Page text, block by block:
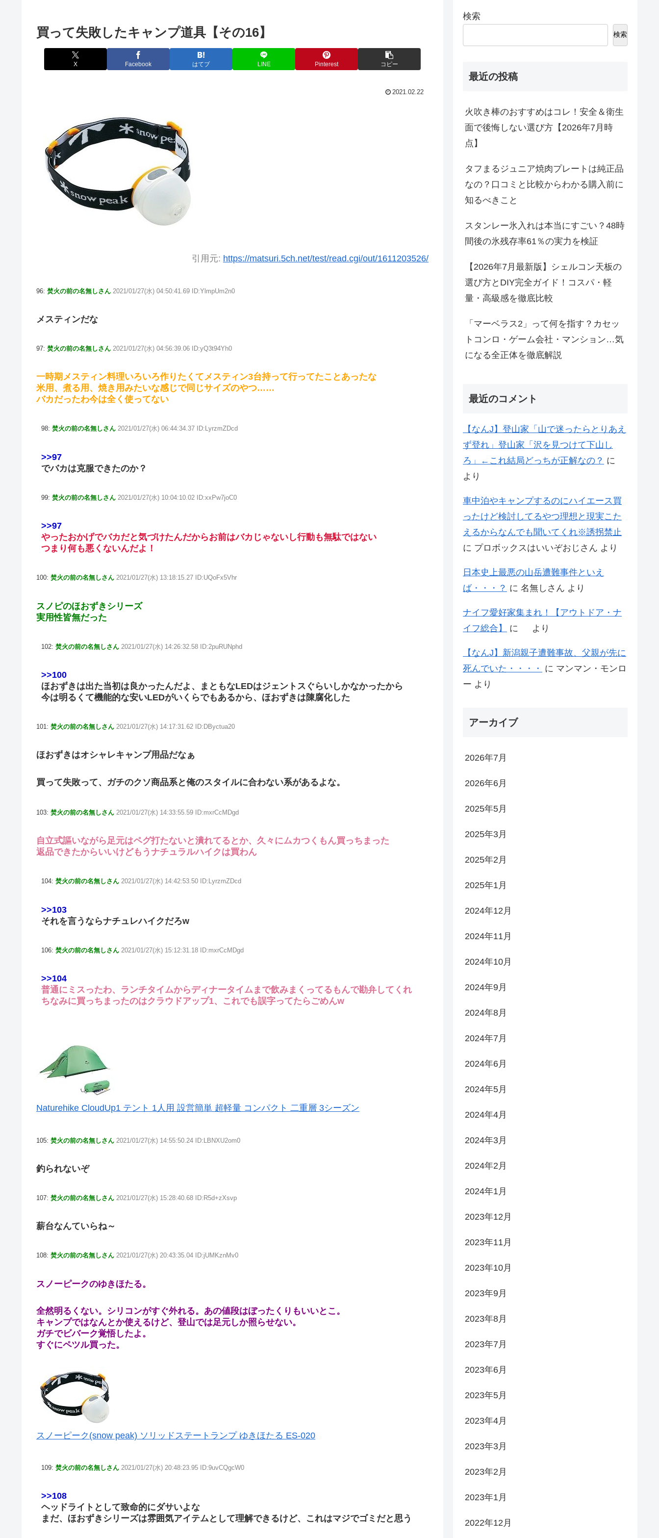
買って失敗したキャンプ道具【その16】
X Facebook はてブ LINE Pinterest コピー
2021.02.22
引用元: https://matsuri.5ch.net/test/read.cgi/out/1611203526/
96: 焚火の前の名無しさん 2021/01/27(水) 04:50:41.69 ID:YlmpUm2n0
メスティンだな
97: 焚火の前の名無しさん 2021/01/27(水) 04:56:39.06 ID:yQ3t94Yh0
一時期メスティン料理いろいろ作りたくてメスティン3台持って行ってたことあったな
米用、煮る用、焼き用みたいな感じで同じサイズのやつ……
バカだったわ今は全く使ってない
98: 焚火の前の名無しさん 2021/01/27(水) 06:44:34.37 ID:LyrzmZDcd
>>97
でバカは克服できたのか？
99: 焚火の前の名無しさん 2021/01/27(水) 10:04:10.02 ID:xxPw7joC0
>>97
やったおかげでバカだと気づけたんだからお前はバカじゃないし行動も無駄ではない
つまり何も悪くないんだよ！
100: 焚火の前の名無しさん 2021/01/27(水) 13:18:15.27 ID:UQoFx5Vhr
スノピのほおずきシリーズ
実用性皆無だった
102: 焚火の前の名無しさん 2021/01/27(水) 14:26:32.58 ID:2puRUNphd
>>100
ほおずきは出た当初は良かったんだよ、まともなLEDはジェントスぐらいしかなかったから
今は明るくて機能的な安いLEDがいくらでもあるから、ほおずきは陳腐化した
101: 焚火の前の名無しさん 2021/01/27(水) 14:17:31.62 ID:DByctua20
ほおずきはオシャレキャンプ用品だなぁ
買って失敗って、ガチのクソ商品系と俺のスタイルに合わない系があるよな。
103: 焚火の前の名無しさん 2021/01/27(水) 14:33:55.59 ID:mxrCcMDgd
自立式謳いながら足元はペグ打たないと潰れてるとか、久々にムカつくもん買っちまった
返品できたからいいけどもうナチュラルハイクは買わん
104: 焚火の前の名無しさん 2021/01/27(水) 14:42:53.50 ID:LyrzmZDcd
>>103
それを言うならナチュレハイクだろw
106: 焚火の前の名無しさん 2021/01/27(水) 15:12:31.18 ID:mxrCcMDgd
>>104
普通にミスったわ、ランチタイムからディナータイムまで飲みまくってるもんで勘弁してくれ
ちなみに買っちまったのはクラウドアップ1、これでも誤字ってたらごめんw
Naturehike CloudUp1 テント 1人用 設営簡単 超軽量 コンパクト 二重層 3シーズン
105: 焚火の前の名無しさん 2021/01/27(水) 14:55:50.24 ID:LBNXU2om0
釣られないぞ
107: 焚火の前の名無しさん 2021/01/27(水) 15:28:40.68 ID:R5d+zXsvp
薪台なんていらね～
108: 焚火の前の名無しさん 2021/01/27(水) 20:43:35.04 ID:jUMKznMv0
スノーピークのゆきほたる。
全然明るくない。シリコンがすぐ外れる。あの値段はぼったくりもいいとこ。
キャンプではなんとか使えるけど、登山では足元しか照らせない。
ガチでビバーク覚悟したよ。
すぐにペツル買った。
スノーピーク(snow peak) ソリッドステートランプ ゆきほたる ES-020
109: 焚火の前の名無しさん 2021/01/27(水) 20:48:23.95 ID:9uvCQgcW0
>>108
ヘッドライトとして致命的にダサいよな
まだ、ほおずきシリーズは雰囲気アイテムとして理解できるけど、これはマジでゴミだと思う
検索
検索
最近の投稿
火吹き棒のおすすめはコレ！安全＆衛生
面で後悔しない選び方【2026年7月時
点】
タフまるジュニア焼肉プレートは純正品
なの？口コミと比較からわかる購入前に
知るべきこと
スタンレー氷入れは本当にすごい？48時
間後の氷残存率61％の実力を検証
【2026年7月最新版】シェルコン天板の
選び方とDIY完全ガイド！コスパ・軽
量・高級感を徹底比較
「マーベラス2」って何を指す？カセッ
トコンロ・ゲーム会社・マンション…気
になる全正体を徹底解説
最近のコメント
【なんJ】登山家「山で迷ったらとりあえ
ず登れ」登山家「沢を見つけて下山し
ろ」←これ結局どっちが正解なの？ に
より
車中泊やキャンプするのにハイエース買
ったけど検討してるやつ理想と現実こた
えるからなんでも聞いてくれ※誘拐禁止
に プロボックスはいいぞおじさん より
日本史上最悪の山岳遭難事件といえ
ば・・・？ に 名無しさん より
ナイフ愛好家集まれ！【アウトドア・ナ
イフ総合】
に より
【なんJ】新潟親子遭難事故、父親が先に
死んでいた・・・・
に マンマン・モンロ
ー より
アーカイブ
2026年7月
2026年6月
2025年5月
2025年3月
2025年2月
2025年1月
2024年12月
2024年11月
2024年10月
2024年9月
2024年8月
2024年7月
2024年6月
2024年5月
2024年4月
2024年3月
2024年2月
2024年1月
2023年12月
2023年11月
2023年10月
2023年9月
2023年8月
2023年7月
2023年6月
2023年5月
2023年4月
2023年3月
2023年2月
2023年1月
2022年12月